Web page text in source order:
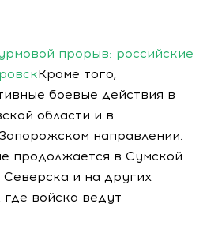
прорыв: российские
Кроме того,
боевые действия в
области и в
направлении.
продолжается в Сумской
Северска и на других
войска ведут